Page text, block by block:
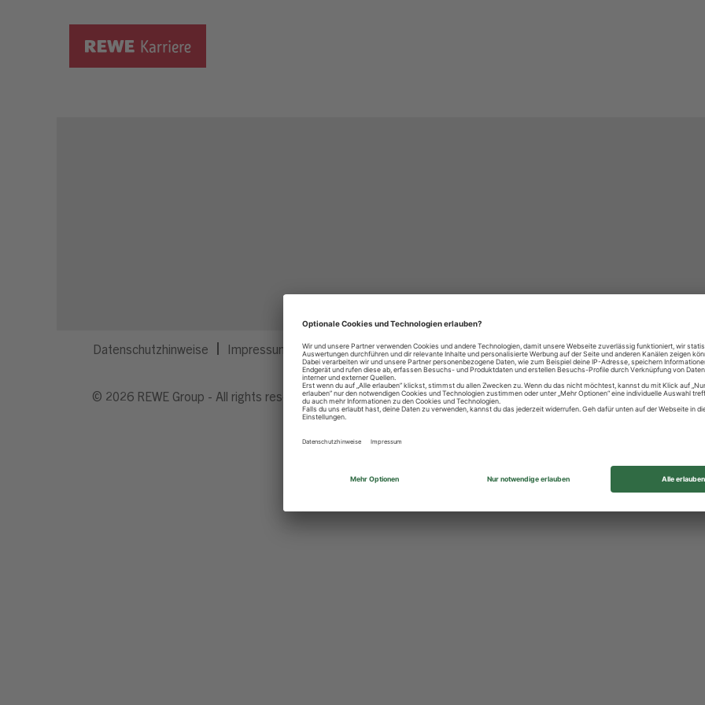
Datenschutzhinweise Impressum Privatsphäre-Einstellungen
© 2026 REWE Group - All rights reserved